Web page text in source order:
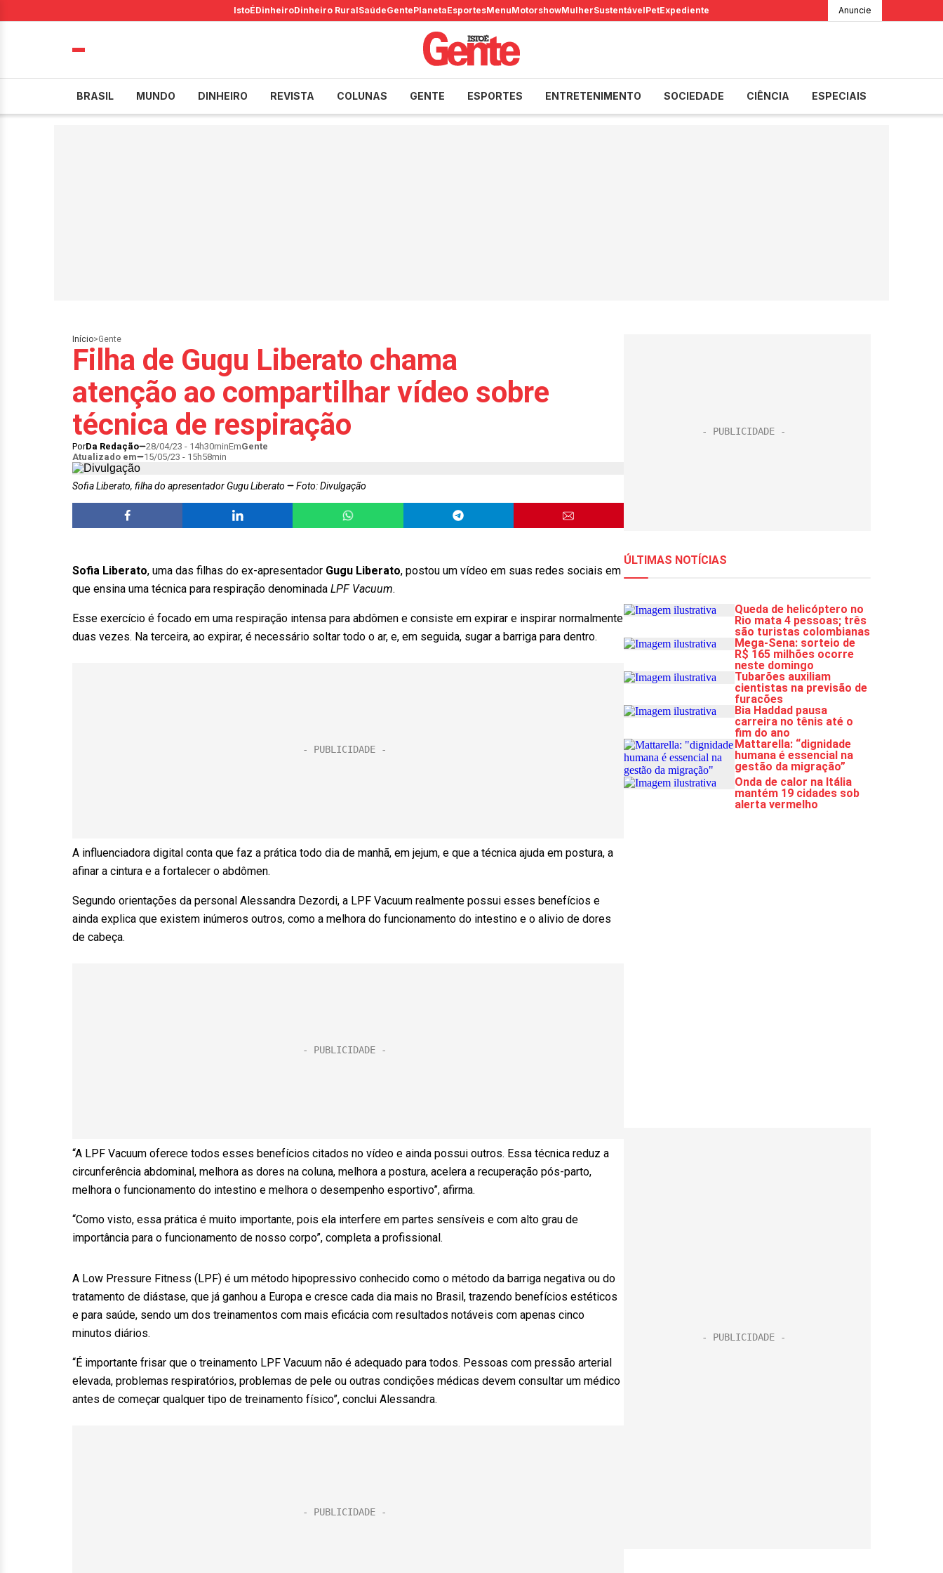
IstoÉDinheiroDinheiro RuralSaúdeGentePlanetaEsportesMenuMotorshowMulherSustentávelPetExpediente Anuncie
BRASIL MUNDO DINHEIRO REVISTA COLUNAS GENTE ESPORTES ENTRETENIMENTO SOCIEDADE CIÊNCIA ESPECIAIS
Início>Gente
Filha de Gugu Liberato chama
atenção ao compartilhar vídeo sobre
técnica de respiração
PorDa Redação 28/04/23 - 14h30minEmGente
Atualizado em
15/05/23 - 15h58min
Sofia Liberato, filha do apresentador Gugu Liberato Foto: Divulgação
Sofia Liberato, uma das filhas do ex-apresentador Gugu Liberato, postou um vídeo em suas redes sociais em
que ensina uma técnica para respiração denominada LPF Vacuum.
Esse exercício é focado em uma respiração intensa para abdômen e consiste em expirar e inspirar normalmente
duas vezes. Na terceira, ao expirar, é necessário soltar todo o ar, e, em seguida, sugar a barriga para dentro.
A influenciadora digital conta que faz a prática todo dia de manhã, em jejum, e que a técnica ajuda em postura, a
afinar a cintura e a fortalecer o abdômen.
Segundo orientações da personal Alessandra Dezordi, a LPF Vacuum realmente possui esses benefícios e
ainda explica que existem inúmeros outros, como a melhora do funcionamento do intestino e o alivio de dores
de cabeça.
“A LPF Vacuum oferece todos esses benefícios citados no vídeo e ainda possui outros. Essa técnica reduz a
circunferência abdominal, melhora as dores na coluna, melhora a postura, acelera a recuperação pós-parto,
melhora o funcionamento do intestino e melhora o desempenho esportivo”, afirma.
“Como visto, essa prática é muito importante, pois ela interfere em partes sensíveis e com alto grau de
importância para o funcionamento de nosso corpo”, completa a profissional.
A Low Pressure Fitness (LPF) é um método hipopressivo conhecido como o método da barriga negativa ou do
tratamento de diástase, que já ganhou a Europa e cresce cada dia mais no Brasil, trazendo benefícios estéticos
e para saúde, sendo um dos treinamentos com mais eficácia com resultados notáveis com apenas cinco
minutos diários.
“É importante frisar que o treinamento LPF Vacuum não é adequado para todos. Pessoas com pressão arterial
elevada, problemas respiratórios, problemas de pele ou outras condições médicas devem consultar um médico
antes de começar qualquer tipo de treinamento físico”, conclui Alessandra.